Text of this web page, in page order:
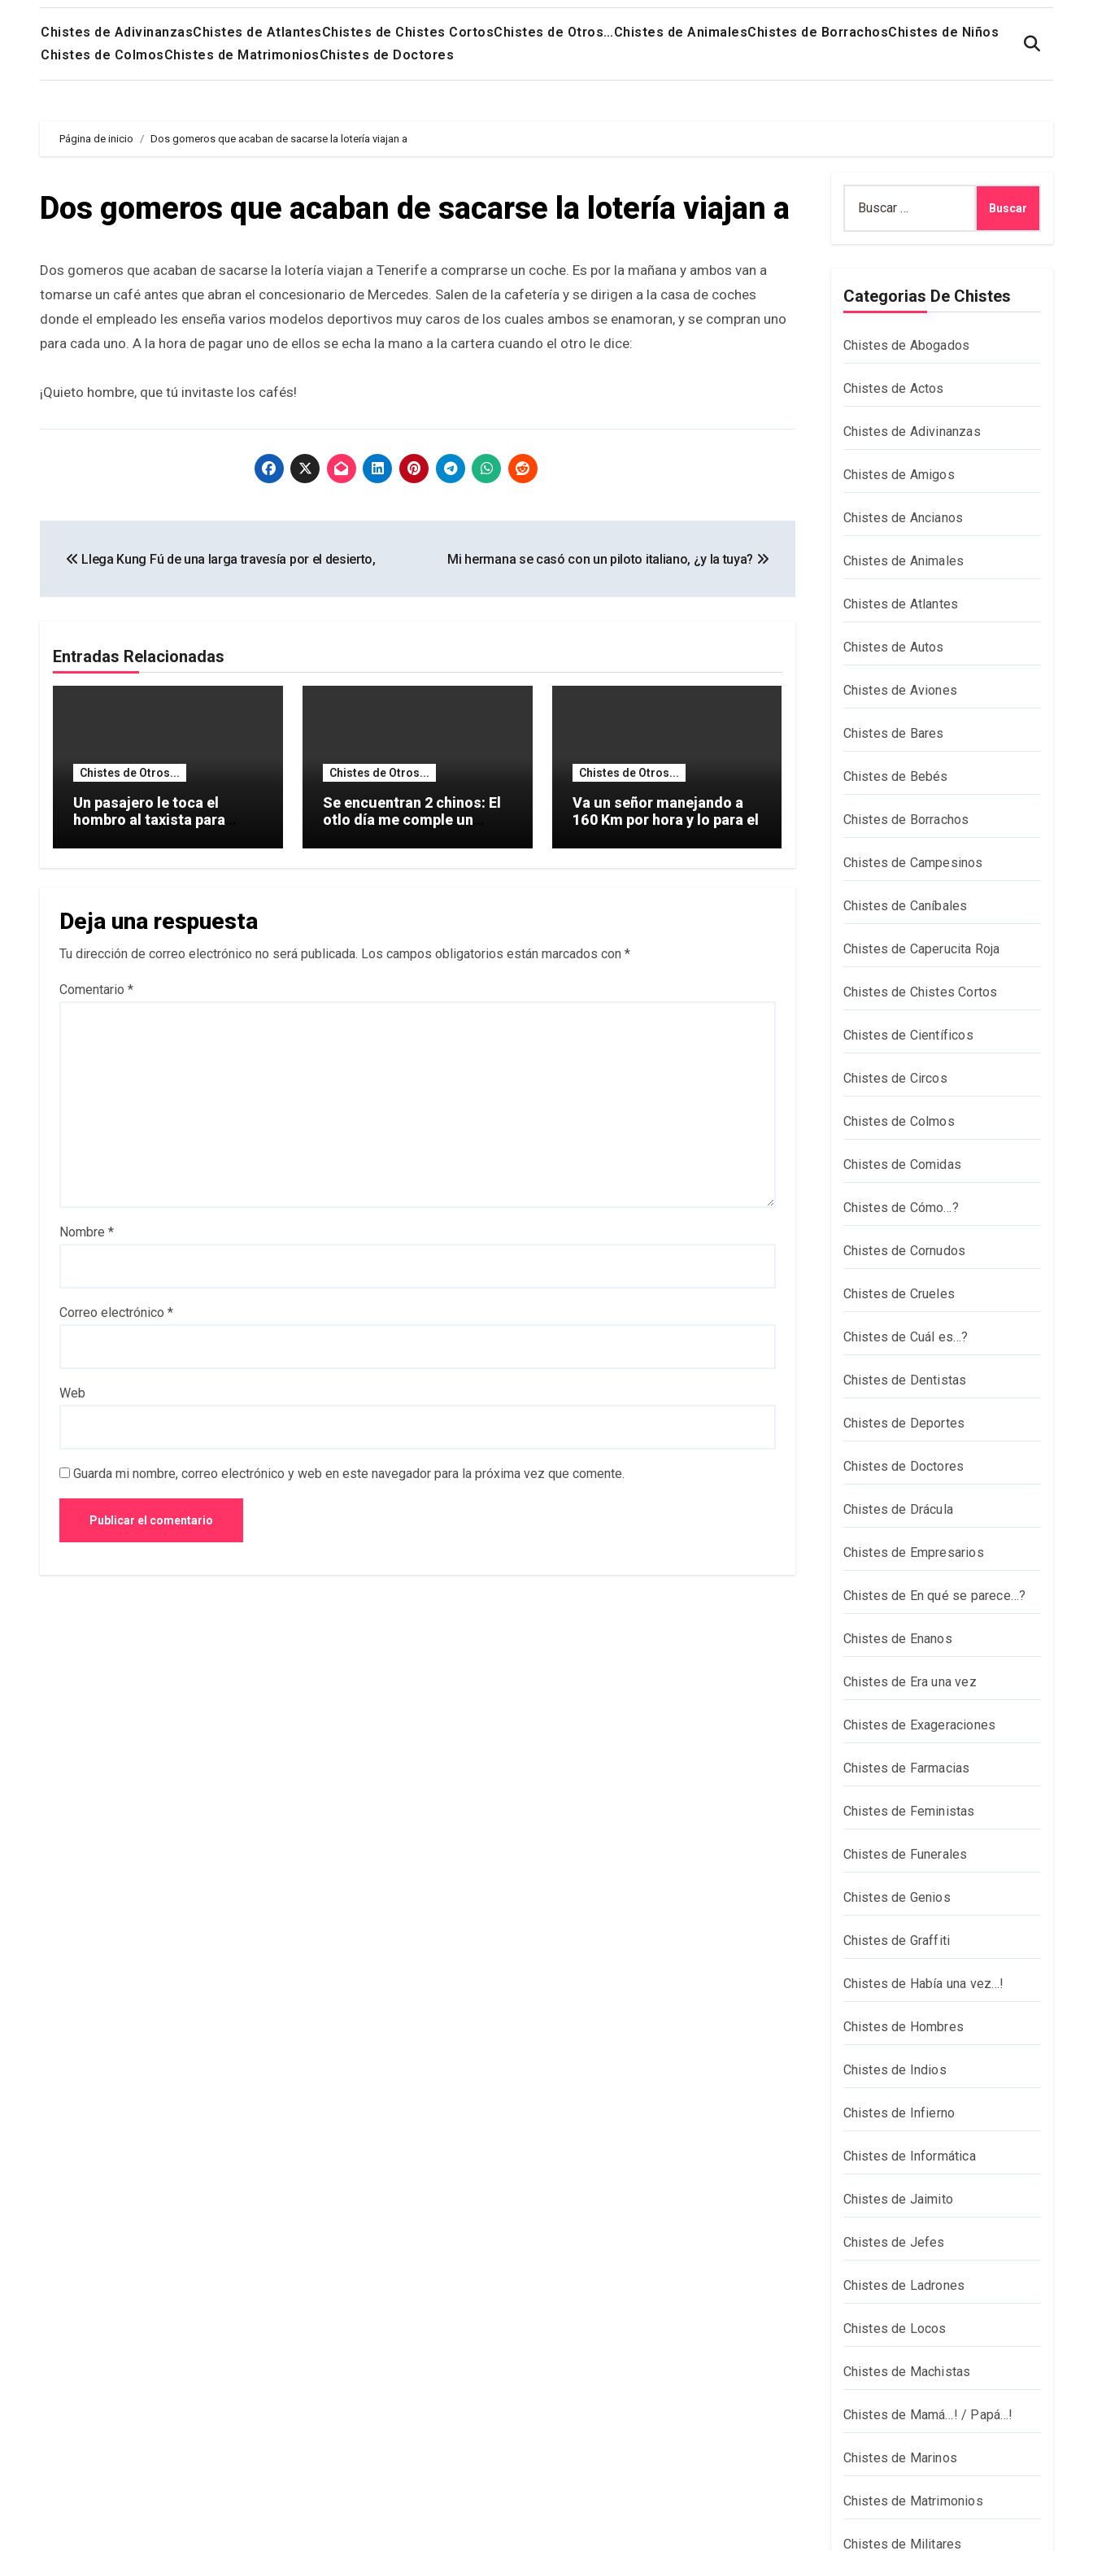
Chistes de AdivinanzasChistes de AtlantesChistes de Chistes CortosChistes de Otros…Chistes de AnimalesChistes de BorrachosChistes de Niños
Chistes de ColmosChistes de MatrimoniosChistes de Doctores
Página de inicio Dos gomeros que acaban de sacarse la lotería viajan a
Dos gomeros que acaban de sacarse la lotería viajan a
Dos gomeros que acaban de sacarse la lotería viajan a Tenerife a comprarse un coche. Es por la mañana y ambos van a
tomarse un café antes que abran el concesionario de Mercedes. Salen de la cafetería y se dirigen a la casa de coches
donde el empleado les enseña varios modelos deportivos muy caros de los cuales ambos se enamoran, y se compran uno
para cada uno. A la hora de pagar uno de ellos se echa la mano a la cartera cuando el otro le dice:
¡Quieto hombre, que tú invitaste los cafés!
de
entradas
Llega Kung Fú de una larga travesía por el desierto, Mi hermana se casó con un piloto italiano, ¿y la tuya?
Entradas Relacionadas
Chistes de Otros...
Un pasajero le toca el
hombro al taxista para
Chistes de Otros...
Se encuentran 2 chinos: El
otlo día me comple un
Chistes de Otros...
Va un señor manejando a
160 Km por hora y lo para el
Deja una respuesta
Tu dirección de correo electrónico no será publicada. Los campos obligatorios están marcados con *
Comentario *
Nombre *
Correo electrónico *
Web
Guarda mi nombre, correo electrónico y web en este navegador para la próxima vez que comente.
Categorias De Chistes
Chistes de Abogados
Chistes de Actos
Chistes de Adivinanzas
Chistes de Amigos
Chistes de Ancianos
Chistes de Animales
Chistes de Atlantes
Chistes de Autos
Chistes de Aviones
Chistes de Bares
Chistes de Bebés
Chistes de Borrachos
Chistes de Campesinos
Chistes de Caníbales
Chistes de Caperucita Roja
Chistes de Chistes Cortos
Chistes de Científicos
Chistes de Circos
Chistes de Colmos
Chistes de Comidas
Chistes de Cómo…?
Chistes de Cornudos
Chistes de Crueles
Chistes de Cuál es…?
Chistes de Dentistas
Chistes de Deportes
Chistes de Doctores
Chistes de Drácula
Chistes de Empresarios
Chistes de En qué se parece…?
Chistes de Enanos
Chistes de Era una vez
Chistes de Exageraciones
Chistes de Farmacias
Chistes de Feministas
Chistes de Funerales
Chistes de Genios
Chistes de Graffiti
Chistes de Había una vez…!
Chistes de Hombres
Chistes de Indios
Chistes de Infierno
Chistes de Informática
Chistes de Jaimito
Chistes de Jefes
Chistes de Ladrones
Chistes de Locos
Chistes de Machistas
Chistes de Mamá…! / Papá…!
Chistes de Marinos
Chistes de Matrimonios
Chistes de Militares